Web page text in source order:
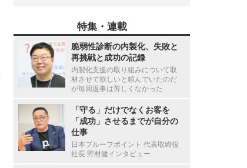
特集・連載
脆弱性診断の内製化、失敗と
再挑戦と成功の記録
内製化支援の取り組みについて取
材させて欲しいと頼んでいたのだ
が毎回返事は芳しくなかった
「守る」だけでなくお客を
「成功」させるまでが自分の
仕事
日本プルーフポイント 代表取締役
社長 野村健インタビュー